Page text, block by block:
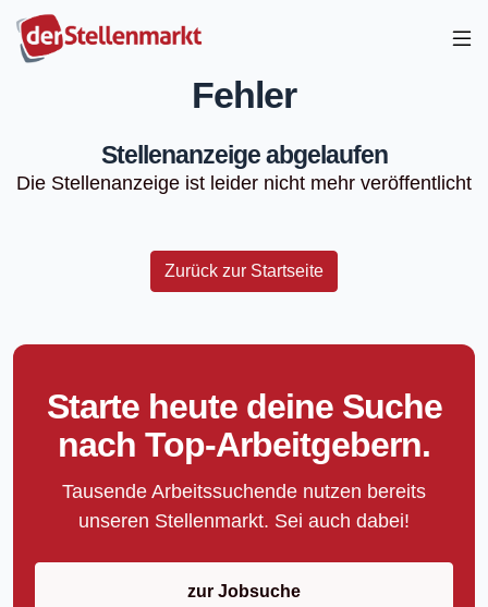
Fehler
Stellenanzeige abgelaufen
Die Stellenanzeige ist leider nicht mehr veröffentlicht
Zurück zur Startseite
Starte heute deine Suche
nach Top-Arbeitgebern.
Tausende Arbeitssuchende nutzen bereits
unseren Stellenmarkt. Sei auch dabei!
zur Jobsuche